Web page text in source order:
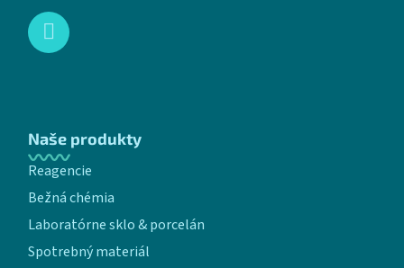
Naše produkty
Reagencie
Bežná chémia
Laboratórne sklo & porcelán
Spotrebný materiál